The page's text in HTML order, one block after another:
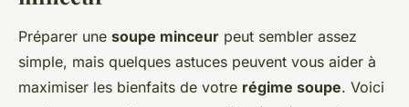
Préparer une soupe minceur peut sembler assez
simple, mais quelques astuces peuvent vous aider à
maximiser les bienfaits de votre régime soupe. Voici